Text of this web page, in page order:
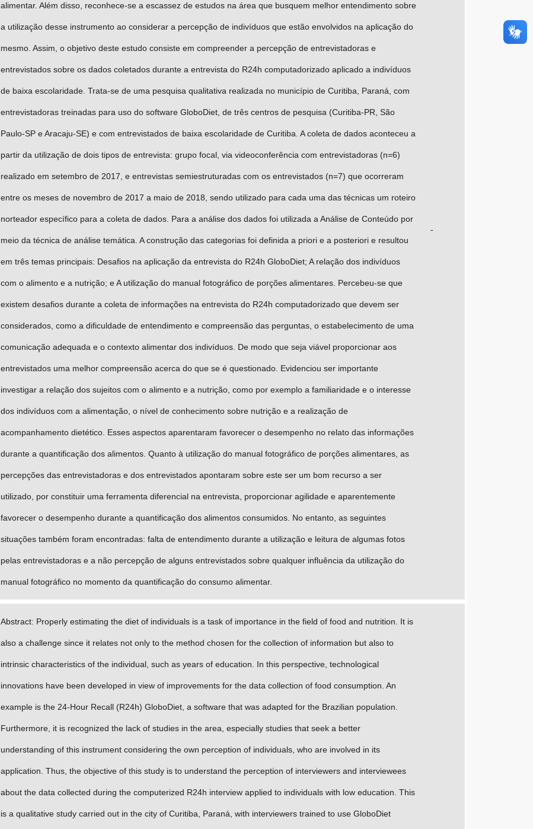
alimentar. Além disso, reconhece-se a escassez de estudos na área que busquem melhor entendimento sobre
a utilização desse instrumento ao considerar a percepção de indivíduos que estão envolvidos na aplicação do
mesmo. Assim, o objetivo deste estudo consiste em compreender a percepção de entrevistadoras e
entrevistados sobre os dados coletados durante a entrevista do R24h computadorizado aplicado a indivíduos
de baixa escolaridade. Trata-se de uma pesquisa qualitativa realizada no município de Curitiba, Paraná, com
entrevistadoras treinadas para uso do software GloboDiet, de três centros de pesquisa (Curitiba-PR, São
Paulo-SP e Aracaju-SE) e com entrevistados de baixa escolaridade de Curitiba. A coleta de dados aconteceu a
partir da utilização de dois tipos de entrevista: grupo focal, via videoconferência com entrevistadoras (n=6)
realizado em setembro de 2017, e entrevistas semiestruturadas com os entrevistados (n=7) que ocorreram
entre os meses de novembro de 2017 a maio de 2018, sendo utilizado para cada uma das técnicas um roteiro
norteador específico para a coleta de dados. Para a análise dos dados foi utilizada a Análise de Conteúdo por
meio da técnica de análise temática. A construção das categorias foi definida a priori e a posteriori e resultou
em três temas principais: Desafios na aplicação da entrevista do R24h GloboDiet; A relação dos indivíduos
com o alimento e a nutrição; e A utilização do manual fotográfico de porções alimentares. Percebeu-se que
existem desafios durante a coleta de informações na entrevista do R24h computadorizado que devem ser
considerados, como a dificuldade de entendimento e compreensão das perguntas, o estabelecimento de uma
comunicação adequada e o contexto alimentar dos indivíduos. De modo que seja viável proporcionar aos
entrevistados uma melhor compreensão acerca do que se é questionado. Evidenciou ser importante
investigar a relação dos sujeitos com o alimento e a nutrição, como por exemplo a familiaridade e o interesse
dos indivíduos com a alimentação, o nível de conhecimento sobre nutrição e a realização de
acompanhamento dietético. Esses aspectos aparentaram favorecer o desempenho no relato das informações
durante a quantificação dos alimentos. Quanto à utilização do manual fotográfico de porções alimentares, as
percepções das entrevistadoras e dos entrevistados apontaram sobre este ser um bom recurso a ser
utilizado, por constituir uma ferramenta diferencial na entrevista, proporcionar agilidade e aparentemente
favorecer o desempenho durante a quantificação dos alimentos consumidos. No entanto, as seguintes
situações também foram encontradas: falta de entendimento durante a utilização e leitura de algumas fotos
pelas entrevistadoras e a não percepção de alguns entrevistados sobre qualquer influência da utilização do
manual fotográfico no momento da quantificação do consumo alimentar.
-
Abstract: Properly estimating the diet of individuals is a task of importance in the field of food and nutrition. It is
also a challenge since it relates not only to the method chosen for the collection of information but also to
intrinsic characteristics of the individual, such as years of education. In this perspective, technological
innovations have been developed in view of improvements for the data collection of food consumption. An
example is the 24-Hour Recall (R24h) GloboDiet, a software that was adapted for the Brazilian population.
Furthermore, it is recognized the lack of studies in the area, especially studies that seek a better
understanding of this instrument considering the own perception of individuals, who are involved in its
application. Thus, the objective of this study is to understand the perception of interviewers and interviewees
about the data collected during the computerized R24h interview applied to individuals with low education. This
is a qualitative study carried out in the city of Curitiba, Paraná, with interviewers trained to use GloboDiet